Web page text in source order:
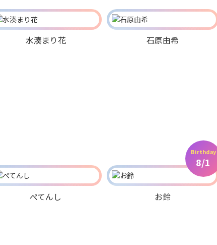
水湊まり花 石原由希
Birthday
8/1
ぺてんし お鈴